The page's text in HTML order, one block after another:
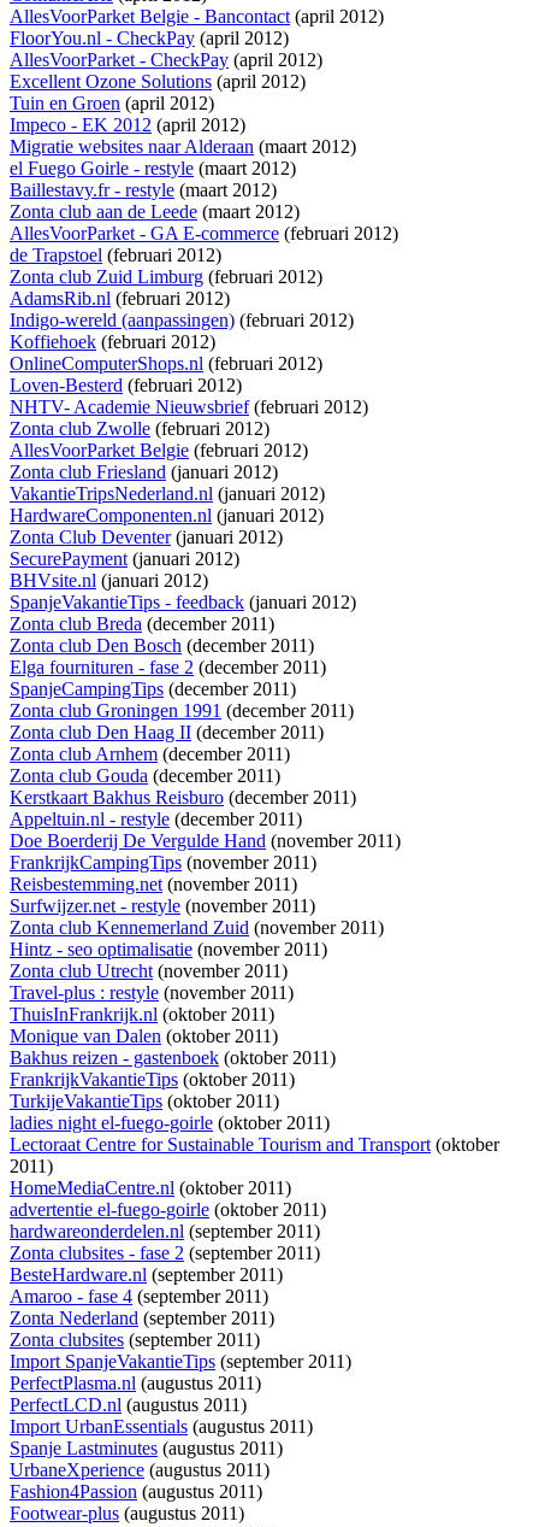
AllesVoorParket Belgie - Bancontact(april 2012)
FloorYou.nl - CheckPay (april 2012)
AllesVoorParket - CheckPay (april 2012)
Excellent Ozone Solutions (april 2012)
Tuin en Groen (april 2012)
Impeco - EK 2012 (april 2012)
Migratie websites naar Alderaan (maart 2012)
el Fuego Goirle - restyle (maart 2012)
Baillestavy.fr - restyle (maart 2012)
Zonta club aan de Leede (maart 2012)
AllesVoorParket - GA E-commerce (februari 2012)
de Trapstoel (februari 2012)
Zonta club Zuid Limburg (februari 2012)
AdamsRib.nl (februari 2012)
Indigo-wereld (aanpassingen) (februari 2012)
Koffiehoek (februari 2012)
OnlineComputerShops.nl (februari 2012)
Loven-Besterd (februari 2012)
NHTV- Academie Nieuwsbrief(februari 2012)
Zonta club Zwolle (februari 2012)
AllesVoorParket Belgie (februari 2012)
Zonta club Friesland (januari 2012)
VakantieTripsNederland.nl (januari 2012)
HardwareComponenten.nl (januari 2012)
Zonta Club Deventer(januari 2012)
SecurePayment(januari 2012)
BHVsite.nl (januari 2012)
SpanjeVakantieTips - feedback (januari 2012)
Zonta club Breda (december 2011)
Zonta club Den Bosch (december 2011)
Elga fournituren - fase 2 (december 2011)
SpanjeCampingTips (december 2011)
Zonta club Groningen 1991 (december 2011)
Zonta club Den Haag II (december 2011)
Zonta club Arnhem (december 2011)
Zonta club Gouda (december 2011)
Kerstkaart Bakhus Reisburo (december 2011)
Appeltuin.nl - restyle (december 2011)
Doe Boerderij De Vergulde Hand (november 2011)
FrankrijkCampingTips (november 2011)
Reisbestemming.net(november 2011)
Surfwijzer.net - restyle (november 2011)
Zonta club Kennemerland Zuid (november 2011)
Hintz - seo optimalisatie (november 2011)
Zonta club Utrecht(november 2011)
Travel-plus : restyle (november 2011)
ThuisInFrankrijk.nl (oktober 2011)
Monique van Dalen (oktober 2011)
Bakhus reizen - gastenboek (oktober 2011)
FrankrijkVakantieTips (oktober 2011)
TurkijeVakantieTips (oktober 2011)
ladies night el-fuego-goirle (oktober 2011)
Lectoraat Centre for Sustainable Tourism and Transport(oktober
2011)
HomeMediaCentre.nl (oktober 2011)
advertentie el-fuego-goirle (oktober 2011)
hardwareonderdelen.nl (september 2011)
Zonta clubsites - fase 2 (september 2011)
BesteHardware.nl (september 2011)
Amaroo - fase 4 (september 2011)
Zonta Nederland (september 2011)
Zonta clubsites (september 2011)
Import SpanjeVakantieTips (september 2011)
PerfectPlasma.nl (augustus 2011)
PerfectLCD.nl (augustus 2011)
Import UrbanEssentials (augustus 2011)
Spanje Lastminutes (augustus 2011)
UrbaneXperience (augustus 2011)
Fashion4Passion (augustus 2011)
Footwear-plus (augustus 2011)